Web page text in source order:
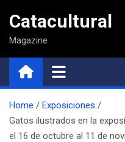
contenido
Catacultural
Magazine
Home
Exposiciones
Gatos ilustrados en la
el 16 de octubre al 11 de